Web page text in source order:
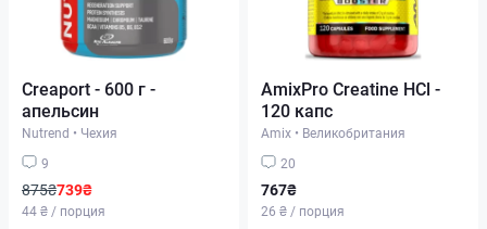
Creaport - 600 г -
апельсин
Nutrend • Чехия
9
875₴739₴
44 ₴ / порция
AmixPrо Creatine HCl -
120 капс
Amix • Великобритания
20
767₴
26 ₴ / порция